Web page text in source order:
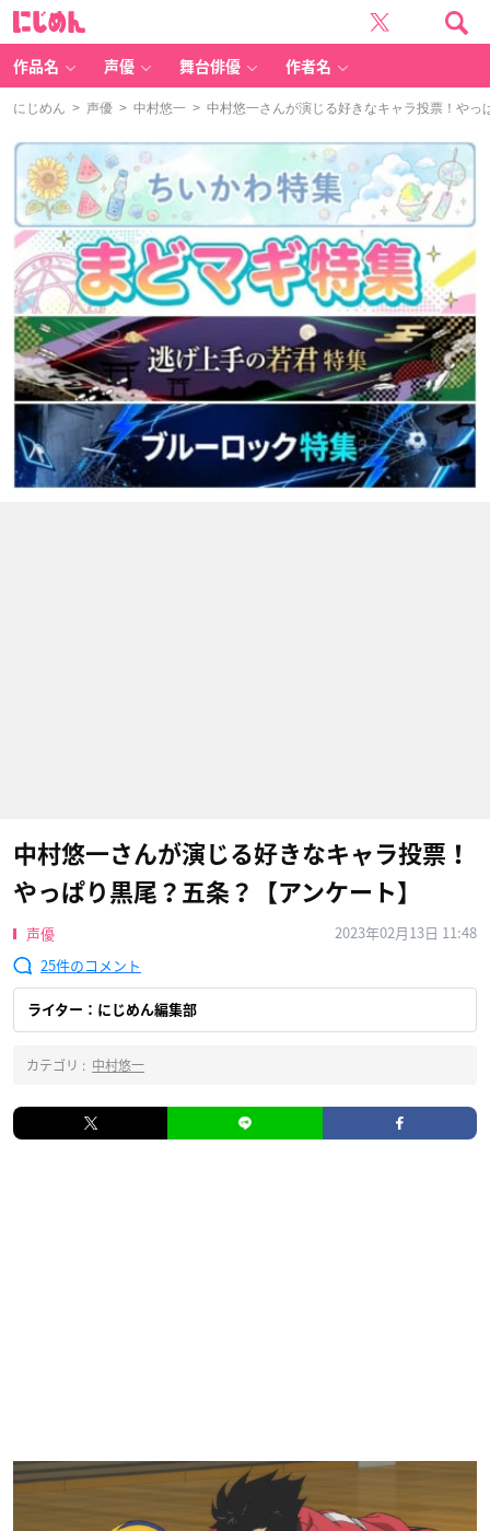
作品名 声優 舞台俳優 作者名
にじめん > 声優 > 中村悠一 > 中村悠一さんが演じる好きなキャラ投票！やっ
中村悠一さんが演じる好きなキャラ投票！
やっぱり黒尾？五条？【アンケート】
声優
2023年02月13日 11:48
25
ライター：にじめん編集部
カテゴリ : 中村悠一